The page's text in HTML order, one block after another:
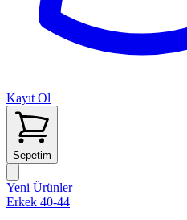
Kayıt Ol
Sepetim
Yeni Ürünler
Erkek 40-44